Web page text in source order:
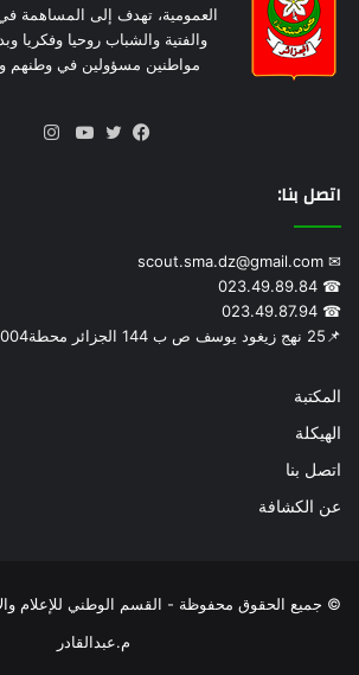
العمومية، تهدف إلى المساهمة
والفتية والشباب روحيا وفكريا
مواطنين مسؤولين في وطنهم
اتصل بنا:
✉ scout.sma.dz@gmail.com
☎ 023.49.89.84
☎ 023.49.87.94
📌‎25 نهج زيغود يوسف ص ب 144 الجزائر محطة‎ 16004 الجزائر
المكتبة
الهيكلة
اتصل بنا
عن الكشافة
© جميع الحقوق محفوظة - القسم الوطني للإعلام
م.عبدالقادر